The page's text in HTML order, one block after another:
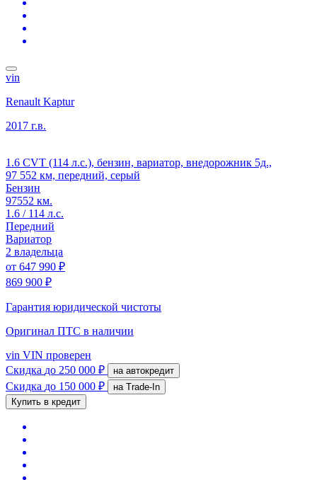
vin
Renault Kaptur
2017 г.в.
1.6 CVT (114 л.с.), бензин, вариатор, внедорожник 5д.,
97 552 км, передний, серый
Бензин
97552 км.
1.6 / 114 л.с.
Передний
Вариатор
2 владельца
от 647 990 ₽
869 900 ₽
Гарантия юридической чистоты
Оригинал ПТС в наличии
vin VIN проверен
Скидка до 250 000 ₽ на автокредит
Скидка до 150 000 ₽
на Trade-In
Купить в кредит